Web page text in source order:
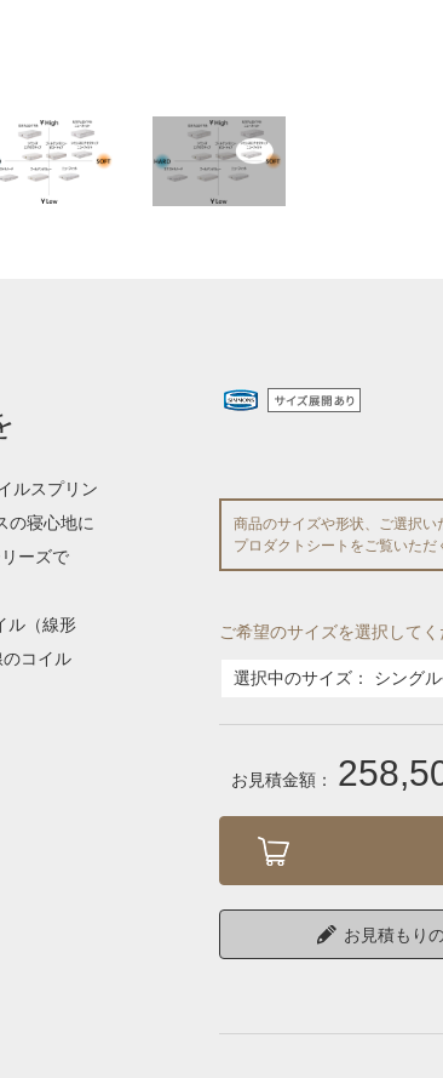
ルスプリン
の寝心地に
ーズで
ル（線形
コイル
商品のサイズや形状、ご選択い
プロダクトシートをご覧いただ
ご希望のサイズを選択してく
選択中のサイズ： シング
お見積金額：
お見積もり